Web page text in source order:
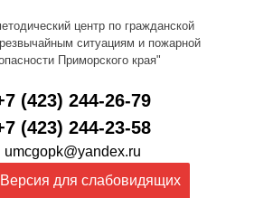
центр по гражданской
ситуациям и пожарной
Приморского края"
(423) 244-26-79
(423) 244-23-58
umcgopk@yandex.ru
Версия для слабовидящих